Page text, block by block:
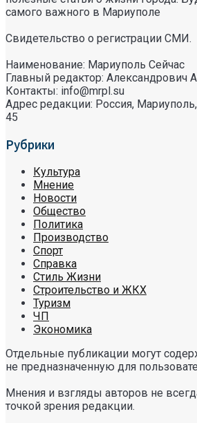
самого важного в Мариуполе
Свидетельство о регистрации СМИ.
Наименование: Мариуполь Сейчас
Главный редактор: Александрович
Контакты: info@mrpl.su
Адрес редакции: Россия,
45
Рубрики
Культура
Мнение
Новости
Общество
Политика
Производство
Спорт
Справка
Стиль Жизни
Строительство и ЖКХ
Туризм
ЧП
Экономика
Отдельные публикации могут
не предназначенную для
Мнения и взгляды авторов не
точкой зрения редакции.